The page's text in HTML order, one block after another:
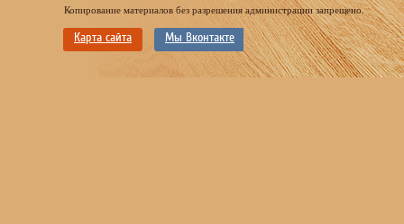
Копирование материалов без разрешения администрации запрещено.
Карта сайта Мы Вконтакте